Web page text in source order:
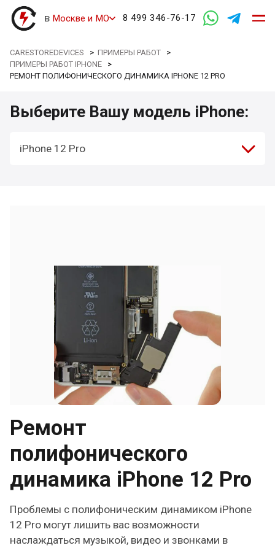
в Москве и МО 8 499 346-76-17
CARESTOREDEVICES >ПРИМЕРЫ РАБОТ >
ПРИМЕРЫ РАБОТ IPHONE >
РЕМОНТ ПОЛИФОНИЧЕСКОГО ДИНАМИКА IPHONE 12 PRO
Выберите Вашу модель iPhone:
iPhone 12 Pro
Ремонт
полифонического
динамика iPhone 12 Pro
Проблемы с полифоническим динамиком iPhone
12 Pro могут лишить вас возможности
наслаждаться музыкой, видео и звонками в